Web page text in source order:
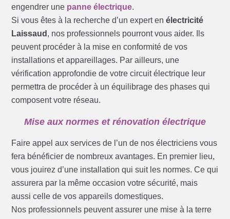
engendrer une panne électrique.
Si vous êtes à la recherche d’un expert enélectricité
Laissaud , nos professionnels pourront vous aider. Ils
peuvent procéder à la mise en conformité de vos
installations et appareillages. Par ailleurs, une
vérification approfondie de votre circuit électrique leur
permettra de procéder à un équilibrage des phases qui
composent votre réseau.
Mise aux normes et rénovation électrique
Faire appel aux services de l’un de nos électriciens vous
fera bénéficier de nombreux avantages. En premier lieu,
vous jouirez d’une installation qui suit les normes. Ce qui
assurera par la même occasion votre sécurité, mais
aussi celle de vos appareils domestiques.
Nos professionnels peuvent assurer une mise à la terre